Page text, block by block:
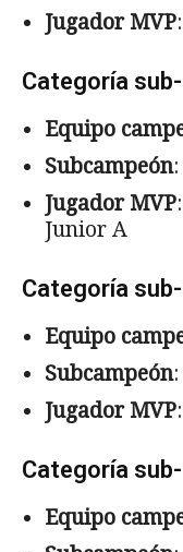
Jugador MVP
Categoría
Equipo
Subcampeón
Jugador MVP
Junior A
Categoría
Equipo
Subcampeón
Jugador MVP
Categoría
Equipo